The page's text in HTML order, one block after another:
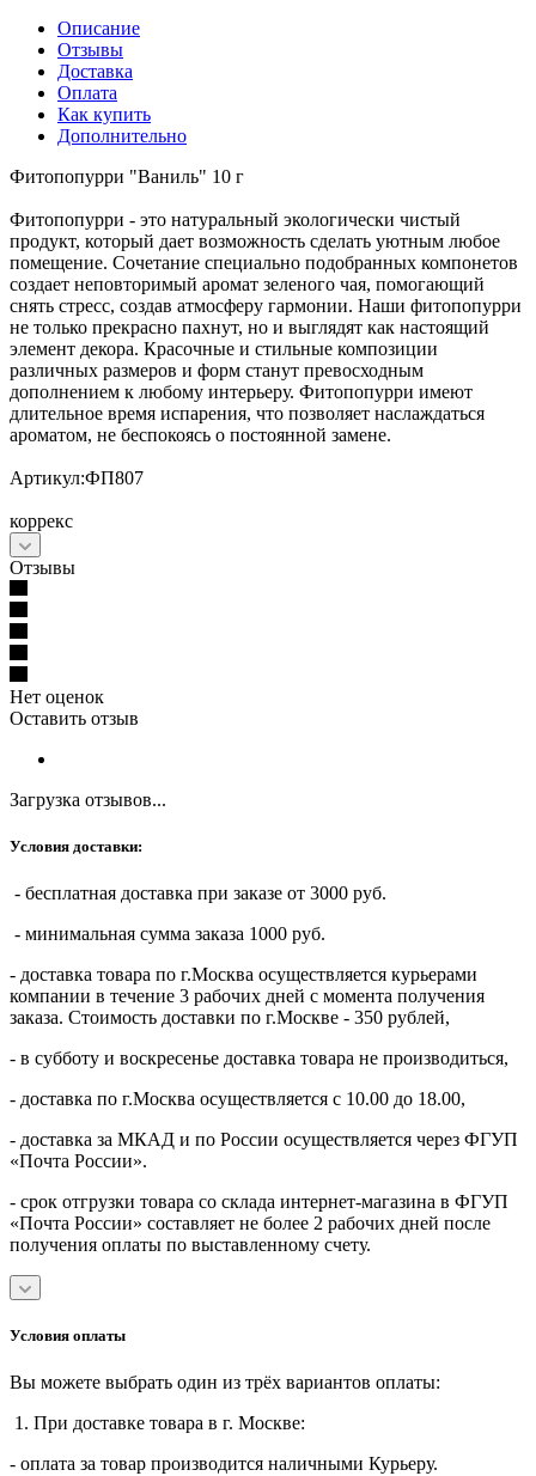
Описание
Отзывы
Доставка
Оплата
Как купить
Дополнительно
Фитопопурри "Ваниль" 10 г
Фитопопурри - это натуральный экологически чистый
продукт, который дает возможность сделать уютным любое
помещение. Сочетание специально подобранных компонетов
создает неповторимый аромат зеленого чая, помогающий
снять стресс, создав атмосферу гармонии. Наши фитопопурри
не только прекрасно пахнут, но и выглядят как настоящий
элемент декора. Красочные и стильные композиции
различных размеров и форм станут превосходным
дополнением к любому интерьеру. Фитопопурри имеют
длительное время испарения, что позволяет наслаждаться
ароматом, не беспокоясь о постоянной замене.
Артикул:ФП807
коррекс
Отзывы
Нет оценок
Оставить отзыв
Загрузка отзывов...
Условия доставки:
- бесплатная доставка при заказе от 3000 руб.
- минимальная сумма заказа 1000 руб.
- доставка товара по г.Москва осуществляется курьерами
компании в течение 3 рабочих дней с момента получения
заказа. Стоимость доставки по г.Москве - 350 рублей,
- в субботу и воскресенье доставка товара не производиться,
- доставка по г.Москва осуществляется с 10.00 до 18.00,
- доставка за МКАД и по России осуществляется через ФГУП
«Почта России».
- срок отгрузки товара со склада интернет-магазина в ФГУП
«Почта России» составляет не более 2 рабочих дней после
получения оплаты по выставленному счету.
Условия оплаты
Вы можете выбрать один из трёх вариантов оплаты:
1. При доставке товара в г. Москве:
- оплата за товар производится наличными Курьеру.